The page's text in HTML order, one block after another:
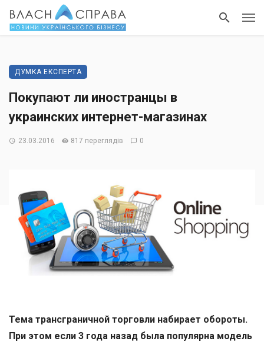
ДУМКА ЕКСПЕРТА
Покупают ли иностранцы в
украинских интернет-магазинах
23.03.2016 817 переглядів 0
Тема транcграничной торговли набирает обороты.
При этом если 3 года назад была популярна модель